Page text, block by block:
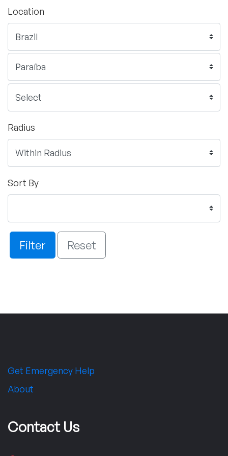
Location
Radius
Sort By
Filter Reset
Get Emergency Help
About
Contact Us